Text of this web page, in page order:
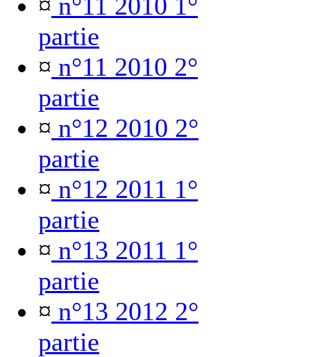
partie
¤ n°11 2010 2°
partie
¤ n°12 2010 2°
partie
¤ n°12 2011 1°
partie
¤ n°13 2011 1°
partie
¤ n°13 2012 2°
partie